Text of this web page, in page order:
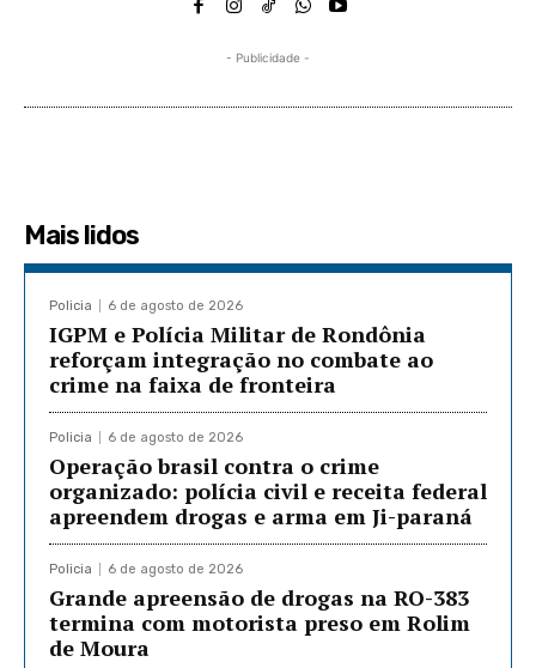
- Publicidade -
Mais lidos
Policia 6 de agosto de 2026
IGPM e Polícia Militar de Rondônia
reforçam integração no combate ao
crime na faixa de fronteira
Policia 6 de agosto de 2026
Operação brasil contra o crime
organizado: polícia civil e receita federal
apreendem drogas e arma em Ji-paraná
Policia 6 de agosto de 2026
Grande apreensão de drogas na RO-383
termina com motorista preso em Rolim
de Moura